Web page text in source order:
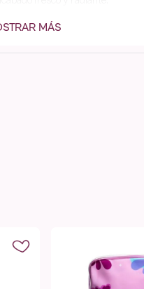
libres, su acción
placer para tu piel!
y el toque de bienestar
MÁS